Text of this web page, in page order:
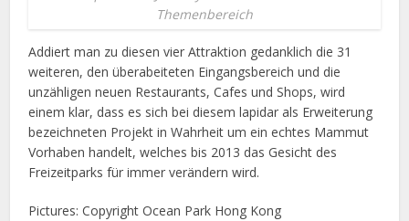
Themenbereich
Addiert man zu diesen vier Attraktion gedanklich die 31
weiteren, den überabeiteten Eingangsbereich und die
unzähligen neuen Restaurants, Cafes und Shops, wird
einem klar, dass es sich bei diesem lapidar als Erweiterung
bezeichneten Projekt in Wahrheit um ein echtes Mammut
Vorhaben handelt, welches bis 2013 das Gesicht des
Freizeitparks für immer verändern wird.
Pictures: Copyright Ocean Park Hong Kong